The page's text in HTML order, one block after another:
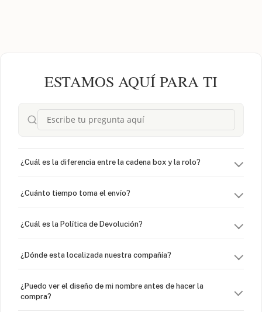
ESTAMOS AQUÍ PARA TI
¿Cuál es la diferencia entre la cadena box y la rolo?
¿Cuánto tiempo toma el envío?
¿Cuál es la Política de Devolución?
¿Dónde esta localizada nuestra compañía?
¿Puedo ver el diseño de mi nombre antes de hacer la
compra?